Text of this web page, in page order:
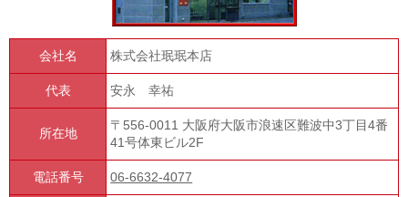
会社名 株式会社珉珉本店
代表 安永 幸祐
所在地
〒556-0011 大阪府大阪市浪速区難波中3丁目4番
41号体東ビル2F
電話番号 06-6632-4077